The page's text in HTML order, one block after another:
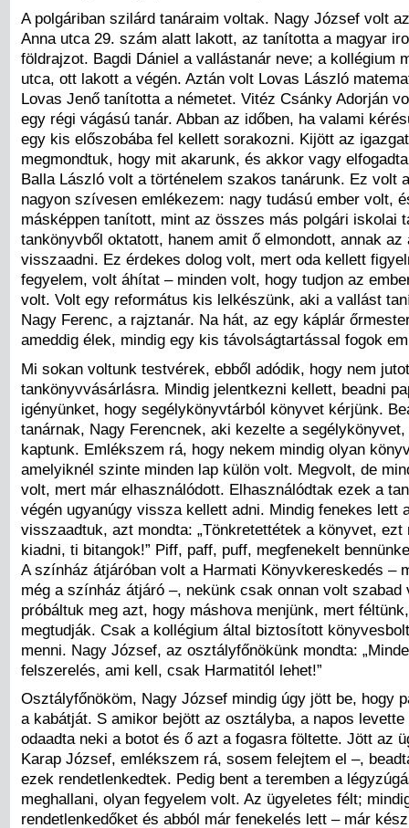
A polgáriban szilárd tanáraim voltak. Nagy József volt
Anna utca 29. szám alatt lakott, az tanította a magyar
földrajzot. Bagdi Dániel a vallástanár neve; a kollégium
utca, ott lakott a végén. Aztán volt Lovas László
Lovas Jenő tanította a németet. Vitéz Csánky Adorján
egy régi vágású tanár. Abban az időben, ha valami
egy kis előszobába fel kellett sorakozni. Kijött az
megmondtuk, hogy mit akarunk, és akkor vagy
Balla László volt a történelem szakos tanárunk. Ez volt
nagyon szívesen emlékezem: nagy tudású ember volt,
másképpen tanított, mint az összes más polgári iskolai
tankönyvből oktatott, hanem amit ő elmondott, annak az
visszaadni. Ez érdekes dolog volt, mert oda kellett
fegyelem, volt áhítat – minden volt, hogy tudjon az
volt. Volt egy református kis lelkészünk, aki a vallást
Nagy Ferenc, a rajztanár. Na hát, az egy káplár
ameddig élek, mindig egy kis távolságtartással fogok
Mi sokan voltunk testvérek, ebből adódik, hogy nem
tankönyvvásárlásra. Mindig jelentkezni kellett, beadni
igényünket, hogy segélykönyvtárból könyvet kérjünk.
tanárnak, Nagy Ferencnek, aki kezelte a
kaptunk. Emlékszem rá, hogy nekem mindig olyan
amelyiknél szinte minden lap külön volt. Megvolt, de
volt, mert már elhasználódott. Elhasználódtak ezek a
végén ugyanúgy vissza kellett adni. Mindig fenekes lett
visszaadtuk, azt mondta: „Tönkretettétek a könyvet, ezt
kiadni, ti bitangok!” Piff, paff, puff, megfenekelt
A színház átjáróban volt a Harmati Könyvkereskedés –
még a színház átjáró –, nekünk csak onnan volt szabad
próbáltuk meg azt, hogy máshova menjünk, mert
megtudják. Csak a kollégium által biztosított
menni. Nagy József, az osztályfőnökünk mondta:
felszerelés, ami kell, csak Harmatitól lehet!”
Osztályfőnököm, Nagy József mindig úgy jött be, hogy
a kabátját. S amikor bejött az osztályba, a napos
odaadta neki a botot és ő azt a fogasra föltette. Jött az
Karap József, emlékszem rá, sosem felejtem el –,
ezek rendetlenkedtek. Pedig bent a teremben a
meghallani, olyan fegyelem volt. Az ügyeletes félt;
rendetlenkedőket és abból már fenekelés lett – már